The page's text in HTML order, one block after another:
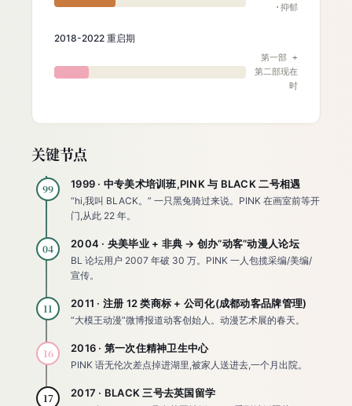
·抑郁
2018-2022 重启期
第一部 +
第二部现在
时
关键节点
99 1999 · 中专美术培训班,PINK 与 BLACK 二号相遇
“hi,我叫 BLACK。” 一只黑兔骑过来说。PINK 在画室前等开
门,从此 22 年。
04 2004 · 央美毕业 + 非典 → 创办”动客”动漫人论坛
BL 论坛用户 2007 年破 30 万。PINK 一人包揽采编/美编/
宣传。
11 2011 · 注册 12 类商标 + 公司化(成都动客品牌管理)
“大模王动漫”微博报道动客创始人。动漫艺术展的春天。
16 2016 · 第一次住精神卫生中心
PINK 语无伦次差点掉进湖里,被家人送进去,一个月出院。
17 2017 · BLACK 三号去英国留学